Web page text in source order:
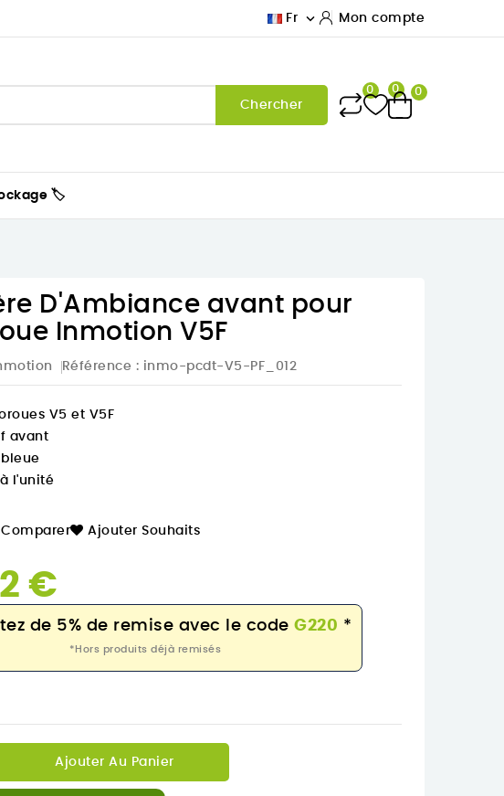
Fr  Mon compte
Chercher
0 0 0
🏷️
D'Ambiance avant pour
Inmotion V5F
Référence : inmo-pcdt-V5-PF_012
V5 et V5F
avant
l'unité
Ajouter Souhaits
€
de 5% de remise avec le code G220 *
*Hors produits déjà remisés
Ajouter Au Panier